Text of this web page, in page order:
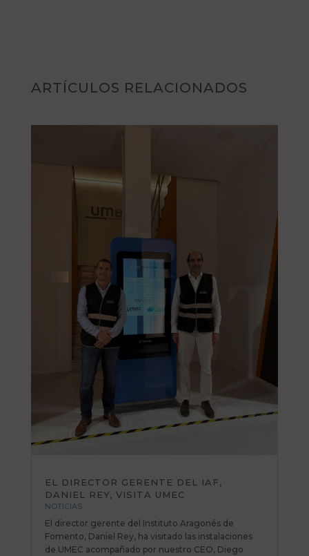
ARTÍCULOS RELACIONADOS
EL DIRECTOR GERENTE DEL IAF,
DANIEL REY, VISITA UMEC
NOTICIAS
El director gerente del Instituto Aragonés de
Fomento, Daniel Rey, ha visitado las instalaciones
de UMEC acompañado por nuestro CEO, Diego